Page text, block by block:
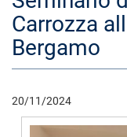
Carrozza
Bergamo
20/11/2024